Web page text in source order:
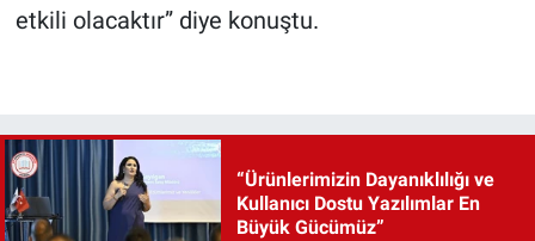
etkili olacaktır” diye konuştu.
“Ürünlerimizin Dayanıklılığı ve
Kullanıcı Dostu Yazılımlar En
Büyük Gücümüz”